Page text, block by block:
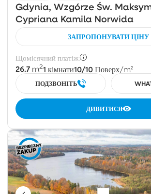
Gdynia, Wzgórze Św.
Cypriana Kamila Norwida
ЗАПРОПОНУВАТИ ЦІНУ
Щомісячний платіж:
26.7 m21 кімнати10/10 Поверх/m²
ПОДЗВОНІТЬ
ДИВИТИСЯ